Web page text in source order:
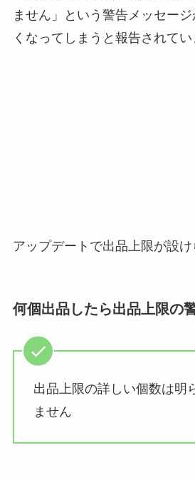
ません」という警告メッセー
くなってしまうと報告されてい
アップデートで出品上限が設け
何個出品したら出品上限の
出品上限の詳しい個数は明
ません